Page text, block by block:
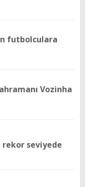
futbolculara
Vozinha
seviyede